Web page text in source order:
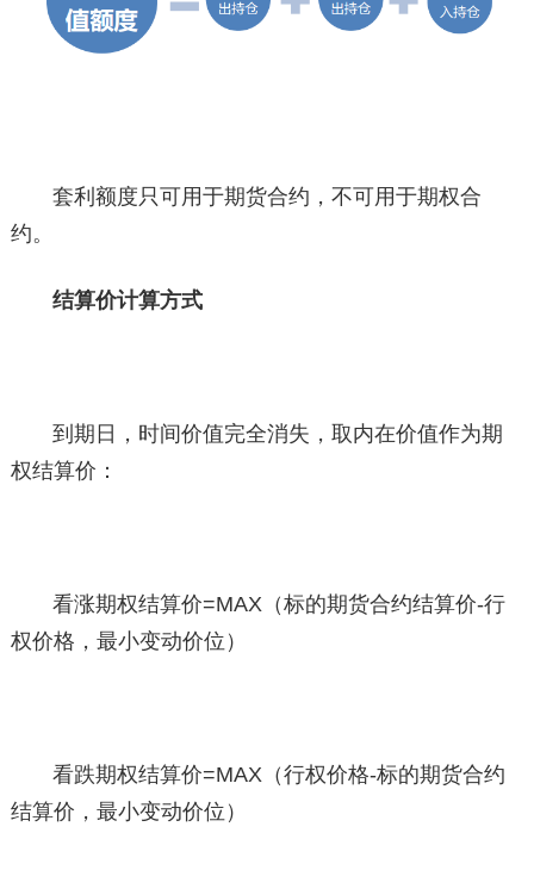
套利额度只可用于期货合约，不可用于期权合
约。
结算价计算方式
到期日，时间价值完全消失，取内在价值作为期
权结算价：
看涨期权结算价=MAX（标的期货合约结算价-行
权价格，最小变动价位）
看跌期权结算价=MAX（行权价格-标的期货合约
结算价，最小变动价位）